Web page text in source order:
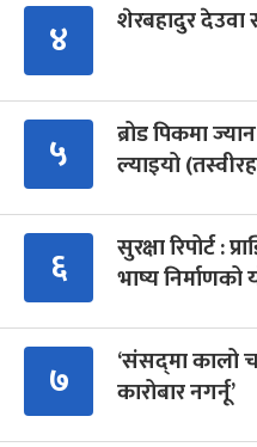
४ शेरबहादुर
५
ब्रोड पिकमा
ल्याइयो
६
सुरक्षा रिपोर्ट :
भाष्य निर्माणको
७
‘संसद्‍मा कालो
कारोबार नगर्नू’